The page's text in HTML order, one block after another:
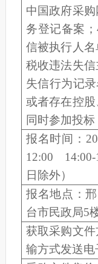
中国政府采
务登记备案；
信被执行人名
税收违法失
失信行为记录
或者存在控
同时参加投标
报名时间： 20
12:00
14:00-
日除外）
报名地点：
台市民政局5
获取采购文
输方式发送电